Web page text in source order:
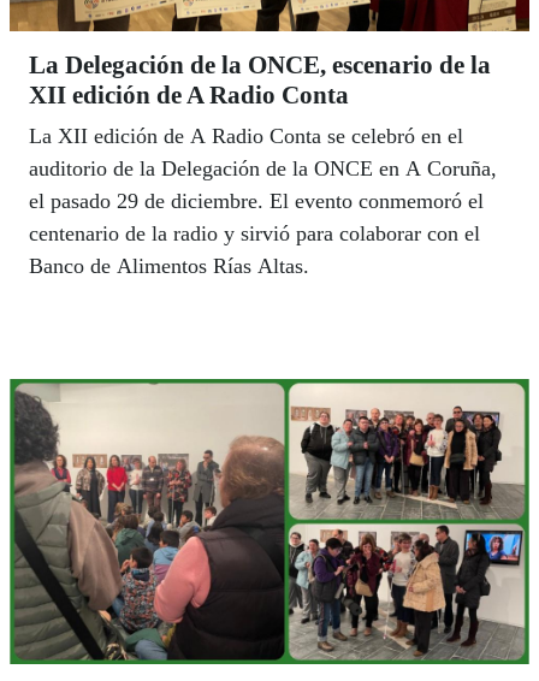
La Delegación de la ONCE, escenario de la
XII edición de A Radio Conta
La XII edición de A Radio Conta se celebró en el
auditorio de la Delegación de la ONCE en A Coruña,
el pasado 29 de diciembre. El evento conmemoró el
centenario de la radio y sirvió para colaborar con el
Banco de Alimentos Rías Altas.